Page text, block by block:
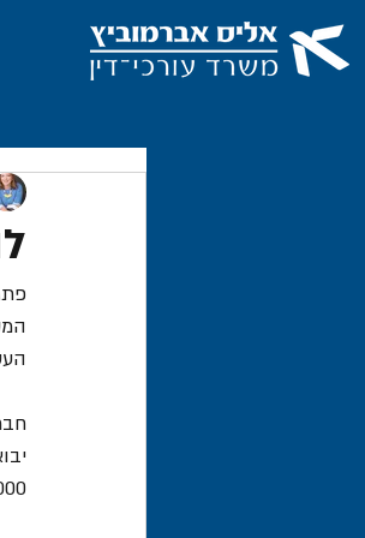
76,000 ק"ג, במחיר של